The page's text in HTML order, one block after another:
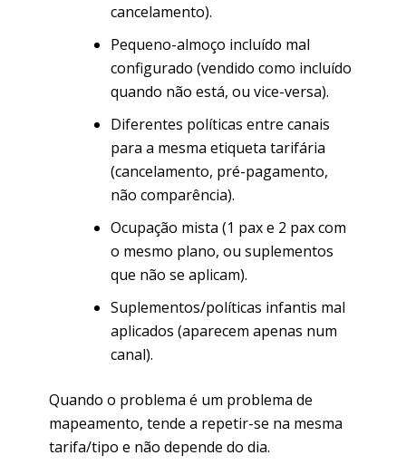
cancelamento).
Pequeno-almoço incluído mal
configurado (vendido como incluído
quando não está, ou vice-versa).
Diferentes políticas entre canais
para a mesma etiqueta tarifária
(cancelamento, pré-pagamento,
não comparência).
Ocupação mista (1 pax e 2 pax com
o mesmo plano, ou suplementos
que não se aplicam).
Suplementos/políticas infantis mal
aplicados (aparecem apenas num
canal).
Quando o problema é um problema de
mapeamento, tende a repetir-se na mesma
tarifa/tipo e não depende do dia.